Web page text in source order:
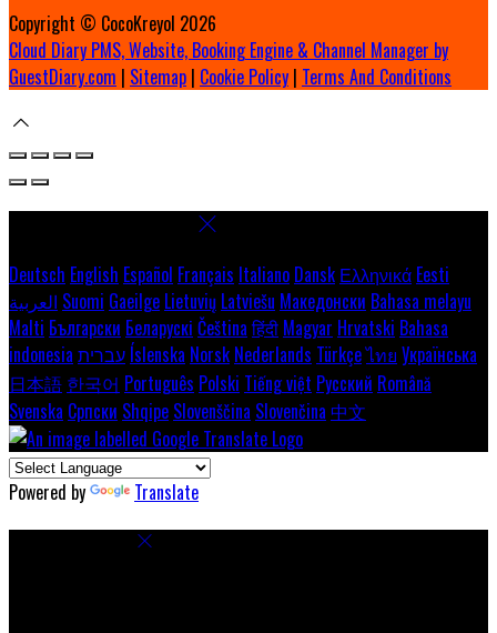
Copyright © CocoKreyol 2026
Cloud Diary PMS, Website, Booking Engine & Channel Manager by
GuestDiary.com | Sitemap | Cookie Policy | Terms And Conditions
Deutsch English Español Français Italiano Dansk Ελληνικά Eesti
العربية Suomi Gaeilge Lietuvių Latviešu Македонски Bahasa melayu
Malti Български Беларускі Čeština हिंदी Magyar Hrvatski Bahasa
indonesia עברית Íslenska Norsk Nederlands Türkçeไทย Українська
日本語 한국어 Português Polski Tiếng việt Русский Română
Svenska Српски Shqipe Slovenščina Slovenčina 中文
Powered by Translate